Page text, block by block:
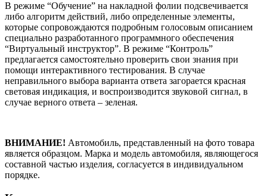
В режиме “Обучение” на накладной фолии подсвечивается
либо алгоритм действий, либо определенные элементы,
которые сопровождаются подробным голосовым описанием
специально разработанного программного обеспечения
“Виртуальный инструктор”. В режиме “Контроль”
предлагается самостоятельно проверить свои знания при
помощи интерактивного тестирования. В случае
неправильного выбора варианта ответа загорается красная
световая индикация, и воспроизводится звуковой сигнал, в
случае верного ответа – зеленая.
ВНИМАНИЕ! Автомобиль, представленный на фото товара
является образцом. Марка и модель автомобиля, являющегося
составной частью изделия, согласуется в индивидуальном
порядке.